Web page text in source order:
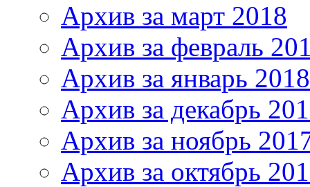
Архив за март 2018
Архив за февраль
Архив за январь 2018
Архив за декабрь
Архив за ноябрь
Архив за октябрь